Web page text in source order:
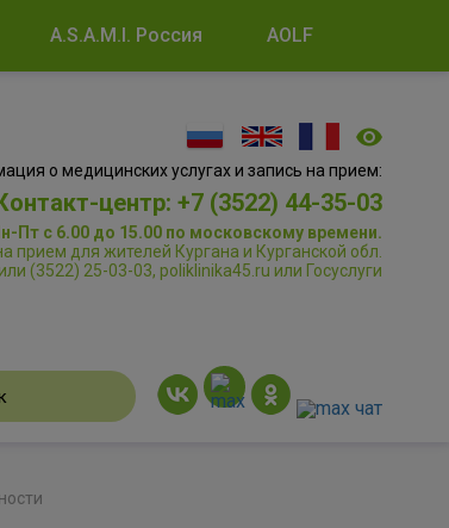
A.S.A.M.I. Россия AOLF
о медицинских услугах и запись на прием:
центр: +7 (3522) 44-35-03
Пт с 6.00 до 15.00 по московскому времени.
прием для жителей Кургана и Курганской обл.
(3522) 25-03-03, poliklinika45.ru или Госуслуги